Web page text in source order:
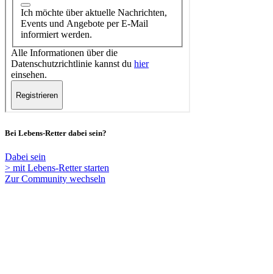
Bei Lebens-Retter dabei sein?
Dabei sein
> mit Lebens-Retter starten
Zur Community wechseln